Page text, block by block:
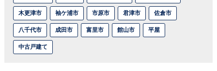
木更津市 袖ケ浦市 市原市 君津市 佐倉市
八千代市 成田市 富里市 館山市 平屋
中古戸建て